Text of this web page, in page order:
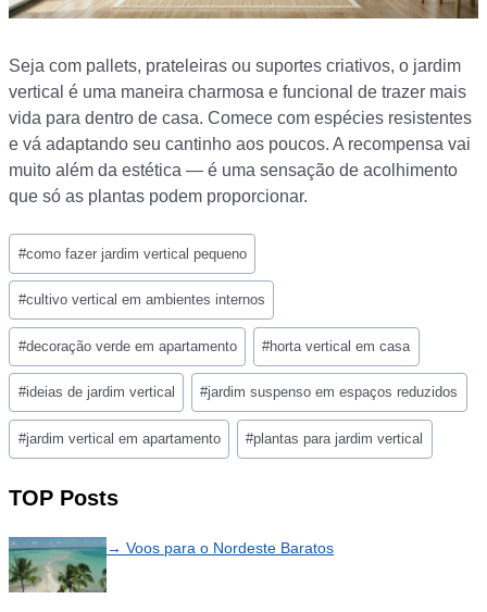
Seja com pallets, prateleiras ou suportes criativos, o jardim
vertical é uma maneira charmosa e funcional de trazer mais
vida para dentro de casa. Comece com espécies resistentes
e vá adaptando seu cantinho aos poucos. A recompensa vai
muito além da estética — é uma sensação de acolhimento
que só as plantas podem proporcionar.
Post
Tags:
#como fazer jardim vertical pequeno
#cultivo vertical em ambientes internos
#decoração verde em apartamento #horta vertical em casa
#ideias de jardim vertical #jardim suspenso em espaços reduzidos
#jardim vertical em apartamento #plantas para jardim vertical
TOP Posts
→ Voos para o Nordeste Baratos